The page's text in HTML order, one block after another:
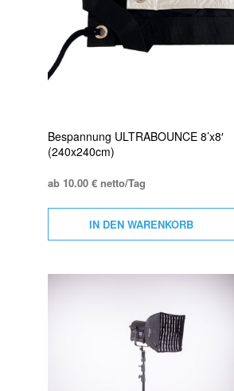
Bespannung ULTRABOUNCE 8’x8′
(240x240cm)
ab 10.00 € netto/Tag
IN DEN WARENKORB